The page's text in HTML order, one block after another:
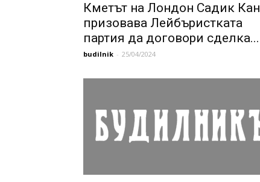
Кметът на Лондон Садик Кан
призовава Лейбъристката
партия да договори сделка...
budilnik - 25/04/2024